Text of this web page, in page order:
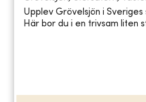
Upplev Grövelsjön i
Här bor du i en trivsam liten